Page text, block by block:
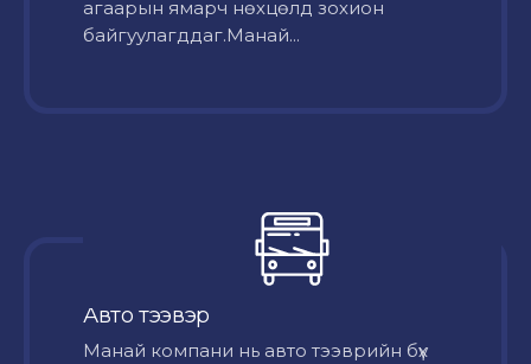
агаарын ямарч нөхцөлд зохион
байгуулагддаг.Манай...
Авто тээвэр
Mанай компани нь авто тээврийн бүх